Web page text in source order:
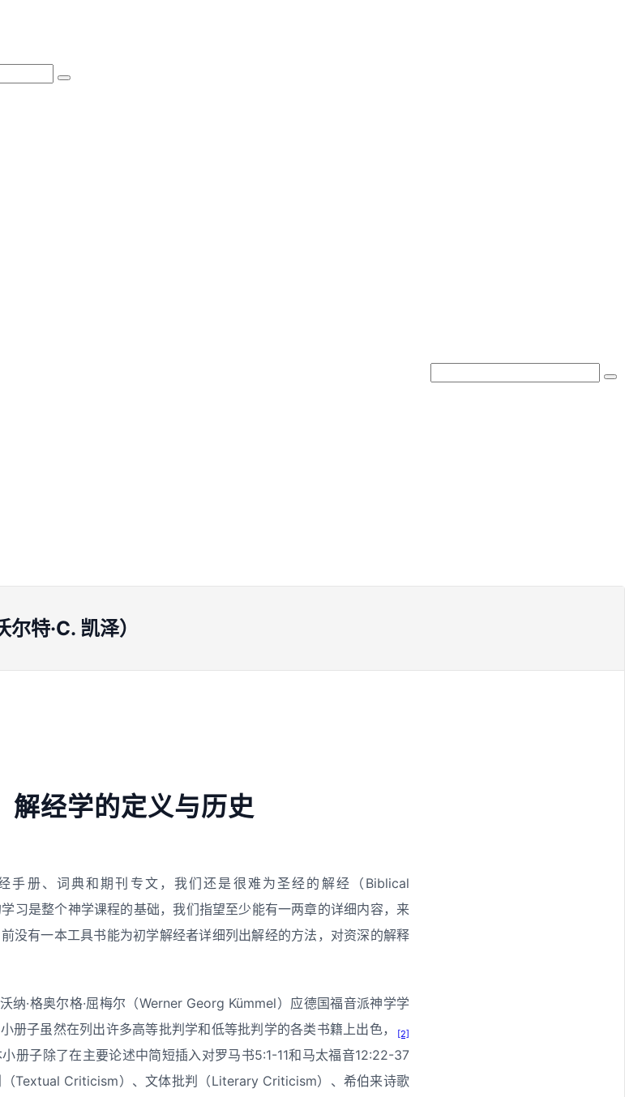
特·C. 凯泽）
经学的定义与历史
手册、词典和期刊专文，我们还是很难为圣经的解经（Biblical
习是整个神学课程的基础，我们指望至少能有一两章的详细内容，来
有一本工具书能为初学解经者详细列出解经的方法，对资深的解释
纳·格奥尔格·屈梅尔（Werner Georg Kümmel）应德国福音派神学学
册子虽然在列出许多高等批判学和低等批判学的各类书籍上出色， [2]
册子除了在主要论述中简短插入对罗马书5:1-11和马太福音12:22-37
Textual Criticism）、文体批判（Literary Criticism）、希伯来诗歌